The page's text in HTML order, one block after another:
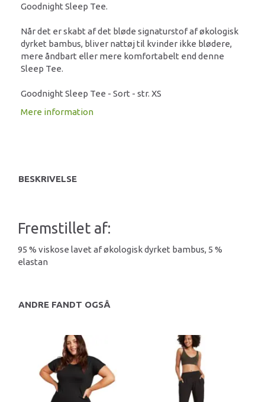
Goodnight Sleep Tee.
Når det er skabt af det bløde signaturstof af økologisk
dyrket bambus, bliver nattøj til kvinder ikke blødere,
mere åndbart eller mere komfortabelt end denne
Sleep Tee.
Goodnight Sleep Tee - Sort - str. XS
Mere information
BESKRIVELSE
Fremstillet af:
95 % viskose lavet af økologisk dyrket bambus, 5 %
elastan
ANDRE FANDT OGSÅ